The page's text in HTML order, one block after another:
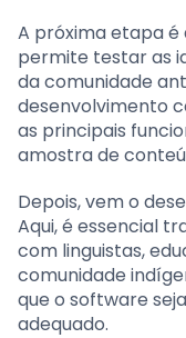
A próxima etapa é
permite testar as
da comunidade
desenvolvimento
as principais
amostra de
Depois, vem o
Aqui, é essencial
com linguistas,
comunidade
que o software
adequado.